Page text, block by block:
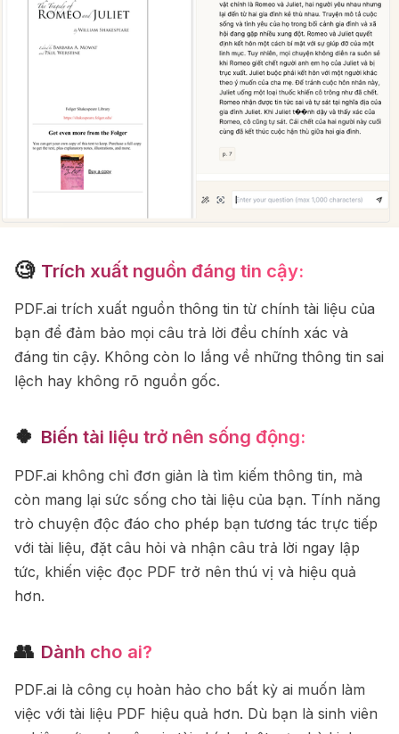
🧐 Trích xuất nguồn đáng tin cậy:
PDF.ai trích xuất nguồn thông tin từ chính tài liệu của
bạn để đảm bảo mọi câu trả lời đều chính xác và
đáng tin cậy. Không còn lo lắng về những thông tin sai
lệch hay không rõ nguồn gốc.
🍀 Biến tài liệu trở nên sống động:
PDF.ai không chỉ đơn giản là tìm kiếm thông tin, mà
còn mang lại sức sống cho tài liệu của bạn. Tính năng
trò chuyện độc đáo cho phép bạn tương tác trực tiếp
với tài liệu, đặt câu hỏi và nhận câu trả lời ngay lập
tức, khiến việc đọc PDF trở nên thú vị và hiệu quả
hơn.
👥 Dành cho ai?
PDF.ai là công cụ hoàn hảo cho bất kỳ ai muốn làm
việc với tài liệu PDF hiệu quả hơn. Dù bạn là sinh viên